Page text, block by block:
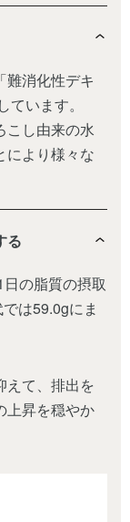
難消化性デキ
います。
こし由来の水
により様々な
る
の脂質の摂取
は59.0gにま
えて、排出を
上昇を穏やか